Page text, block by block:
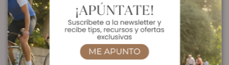
Tiamina
0,7 mg (64%*)
Vitamina B6
0,7 mg (50%*)
Potasio
99,4 mg (5%*)
Magnesio
80 mg (22%*)